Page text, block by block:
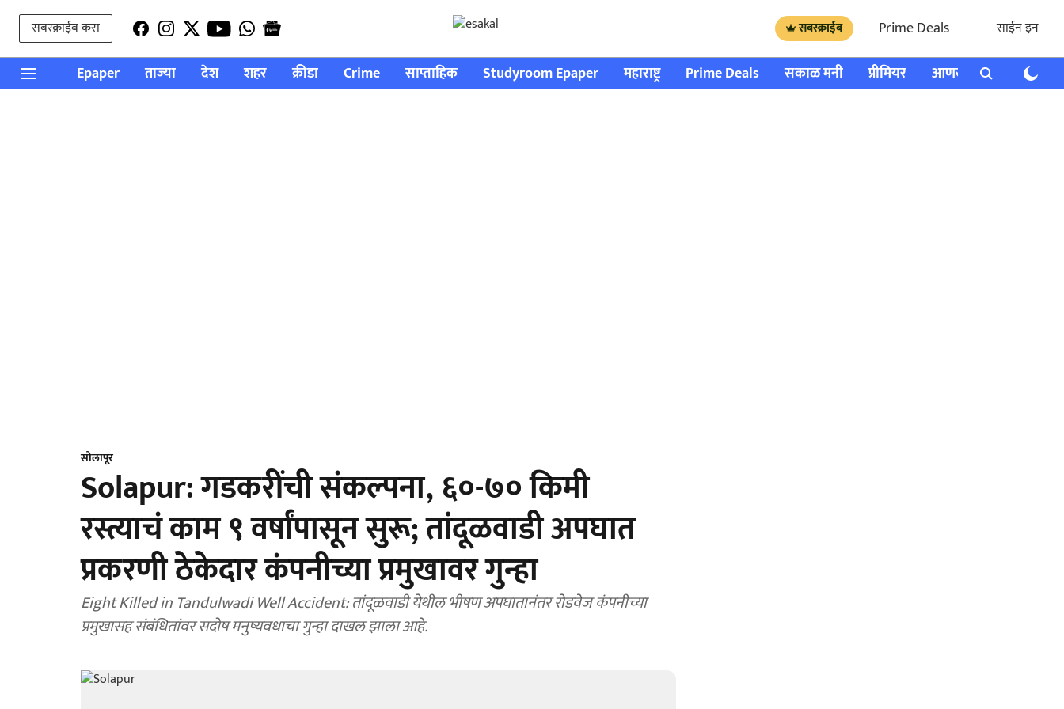
सबस्क्राईब करा सबस्क्राईब Prime Deals साईन इन
Epaper ताज्या देश शहर क्रीडा Crime साप्ताहिक Studyroom Epaper महाराष्ट्र Prime Deals सकाळ मनी प्रीमियर आणखी राशी भविष्य
सोलापूर
Solapur: गडकरींची संकल्पना, ६०-७० किमी
रस्त्याचं काम ९ वर्षांपासून सुरू; तांदूळवाडी अपघात
प्रकरणी ठेकेदार कंपनीच्या प्रमुखावर गुन्हा
Eight Killed in Tandulwadi Well Accident: तांदूळवाडी येथील भीषण अपघातानंतर रोडवेज कंपनीच्या
प्रमुखासह संबंधितांवर सदोष मनुष्यवधाचा गुन्हा दाखल झाला आहे.